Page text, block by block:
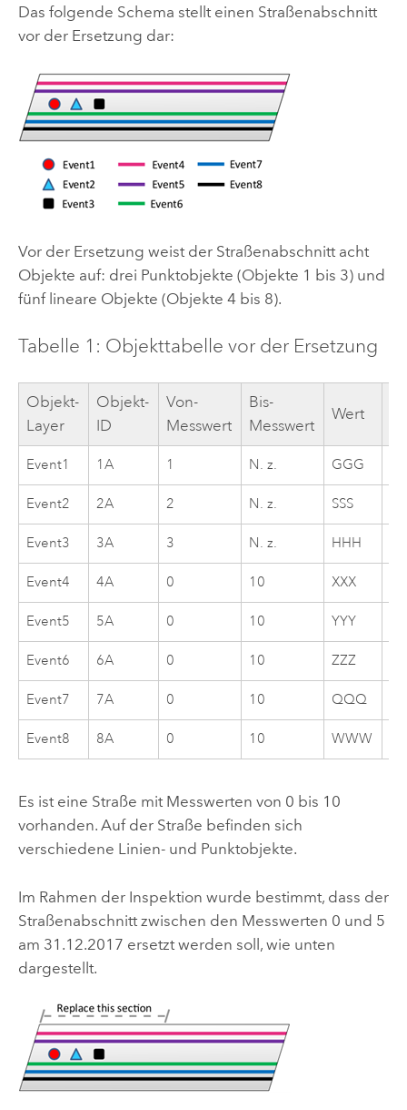
Das folgende Schema stellt einen Straßenabschnitt
vor der Ersetzung dar:
Vor der Ersetzung weist der Straßenabschnitt acht
Objekte auf: drei Punktobjekte (Objekte 1 bis 3) und
fünf lineare Objekte (Objekte 4 bis 8).
Tabelle 1: Objekttabelle vor der Ersetzung
Objekt-
Layer
Objekt-
ID
Von-
Messwert
Bis-
Messwert
Wert
Event1 1A 1 N. z. GGG
Event2 2A 2 N. z. SSS
Event3 3A 3 N. z. HHH
Event4 4A 0 10 XXX
Event5 5A 0 10 YYY
Event6 6A 0 10 ZZZ
Event7 7A 0 10 QQQ
Event8 8A 0 10 WWW
Es ist eine Straße mit Messwerten von 0 bis 10
vorhanden. Auf der Straße befinden sich
verschiedene Linien- und Punktobjekte.
Im Rahmen der Inspektion wurde bestimmt, dass der
Straßenabschnitt zwischen den Messwerten 0 und 5
am 31.12.2017 ersetzt werden soll, wie unten
dargestellt.